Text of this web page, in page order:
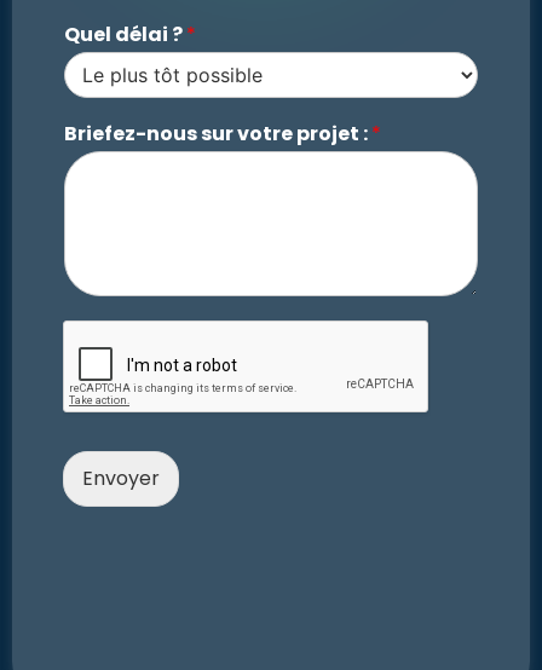
Quel délai ?*
Briefez-nous sur votre projet :*
Envoyer